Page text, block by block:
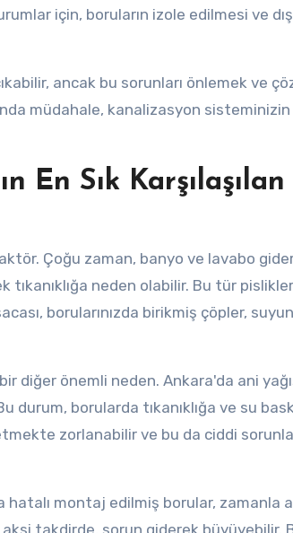
için, boruların izole edilmesi ve
ancak bu sorunları önlemek ve
müdahale, kanalizasyon sisteminizin
En Sık Karşılaşılan
Çoğu zaman, banyo ve lavabo
neden olabilir. Bu tür
borularınızda birikmiş çöpler,
diğer önemli neden. Ankara'da ani
borularda tıkanıklığa ve su
zorlanabilir ve bu da ciddi
hatalı montaj edilmiş borular, zamanla
aksi takdirde, sorun giderek büyüyebilir.